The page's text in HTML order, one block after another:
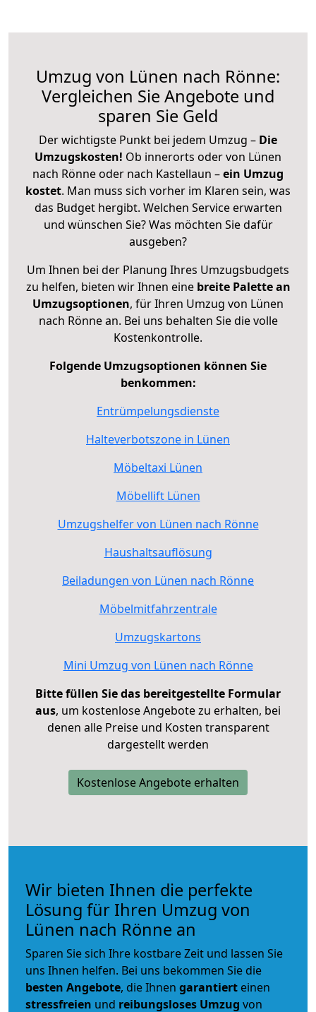
Umzug von Lünen nach Rönne:
Vergleichen Sie Angebote und
sparen Sie Geld
Der wichtigste Punkt bei jedem Umzug – Die
Umzugskosten! Ob innerorts oder von Lünen
nach Rönne oder nach Kastellaun –ein Umzug
kostet. Man muss sich vorher im Klaren sein, was
das Budget hergibt. Welchen Service erwarten
und wünschen Sie? Was möchten Sie dafür
ausgeben?
Um Ihnen bei der Planung Ihres Umzugsbudgets
zu helfen, bieten wir Ihnen eine breite Palette an
Umzugsoptionen, für Ihren Umzug von Lünen
nach Rönne an. Bei uns behalten Sie die volle
Kostenkontrolle.
Folgende Umzugsoptionen können Sie
benkommen:
Entrümpelungsdienste
Halteverbotszone in Lünen
Möbeltaxi Lünen
Möbellift Lünen
Umzugshelfer von Lünen nach Rönne
Haushaltsauflösung
Beiladungen von Lünen nach Rönne
Möbelmitfahrzentrale
Umzugskartons
Mini Umzug von Lünen nach Rönne
Bitte füllen Sie das bereitgestellte Formular
aus, um kostenlose Angebote zu erhalten, bei
denen alle Preise und Kosten transparent
dargestellt werden
Kostenlose Angebote erhalten
Wir bieten Ihnen die perfekte
Lösung für Ihren Umzug von
Lünen nach Rönne an
Sparen Sie sich Ihre kostbare Zeit und lassen Sie
uns Ihnen helfen. Bei uns bekommen Sie die
besten Angebote, die Ihnen garantiert einen
stressfreien und reibungsloses Umzug von